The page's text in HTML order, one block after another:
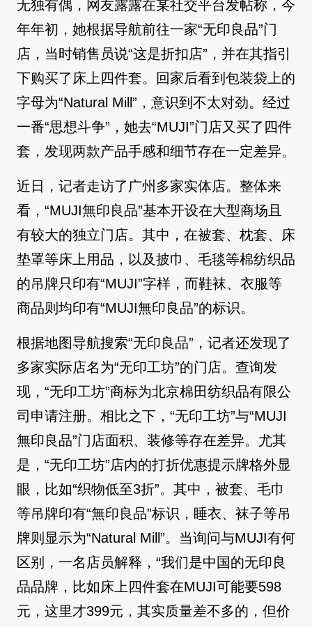
无独有偶，网友露露在某社交平台发帖称，今
年年初，她根据导航前往一家“无印良品”门
店，当时销售员说“这是折扣店”，并在其指引
下购买了床上四件套。回家后看到包装袋上的
字母为“Natural Mill”，意识到不太对劲。经过
一番“思想斗争”，她去“MUJI”门店又买了四件
套，发现两款产品手感和细节存在一定差异。
近日，记者走访了广州多家实体店。整体来
看，“MUJI無印良品”基本开设在大型商场且
有较大的独立门店。其中，在被套、枕套、床
垫罩等床上用品，以及披巾、毛毯等棉纺织品
的吊牌只印有“MUJI”字样，而鞋袜、衣服等
商品则均印有“MUJI無印良品”的标识。
根据地图导航搜索“无印良品”，记者还发现了
多家实际店名为“无印工坊”的门店。查询发
现，“无印工坊”商标为北京棉田纺织品有限公
司申请注册。相比之下，“无印工坊”与“MUJI
無印良品”门店面积、装修等存在差异。尤其
是，“无印工坊”店内的打折优惠提示牌格外显
眼，比如“织物低至3折”。其中，被套、毛巾
等吊牌印有“無印良品”标识，睡衣、袜子等吊
牌则显示为“Natural Mill”。当询问与MUJI有何
区别，一名店员解释，“我们是中国的无印良
品品牌，比如床上四件套在MUJI可能要598
元，这里才399元，其实质量差不多的，但价